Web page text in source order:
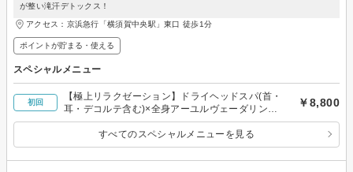
が整い滝汗デトックス！
アクセス：京浜急行「横須賀中央駅」東口 徒歩1分
ポイントが貯まる・使える
スペシャルメニュー
初回
【極上リラクゼーション】ドライヘッドスパ(首・
耳・デコルテ含む)×全身アーユルヴェーダリン
パ 90分
￥8,800
すべてのスペシャルメニューを見る